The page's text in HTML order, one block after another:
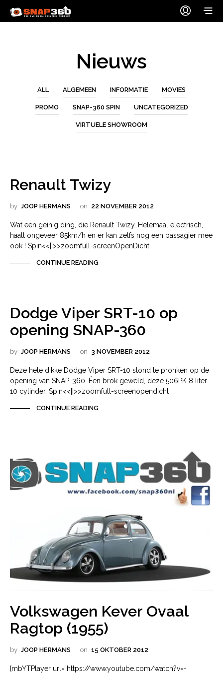
Nieuws
ALL ALGEMEEN INFORMATIE MOVIES
PROMO SNAP-360 SPIN UNCATEGORIZED
VIRTUELE SHOWROOM
Renault Twizy
by JOOP HERMANS on 22 NOVEMBER 2012
Wat een geinig ding, die Renault Twizy. Helemaal electrisch,
haalt ongeveer 85km/h en er kan zelfs nog een passagier mee
ook ! Spin<<||>>zoomfull-screenOpenDicht
CONTINUE READING
Dodge Viper SRT-10 op
opening SNAP-360
by JOOP HERMANS on 3 NOVEMBER 2012
Deze hele dikke Dodge Viper SRT-10 stond te pronken op de
opening van SNAP-360. Éen brok geweld, deze 506PK 8 liter
10 cylinder. Spin<<||>>zoomfull-screenopendicht
CONTINUE READING
Volkswagen Kever Ovaal
Ragtop (1955)
by JOOP HERMANS on 15 OKTOBER 2012
[mbYTPlayer url=”https://www.youtube.com/watch?v=-